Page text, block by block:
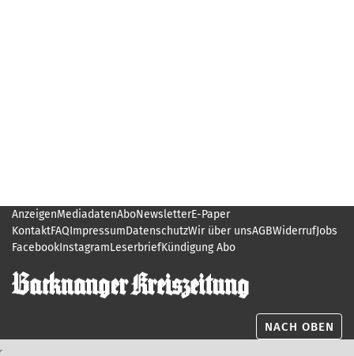
AnzeigenMediadatenAboNewsletterE-Paper
KontaktFAQImpressumDatenschutzWir über unsAGBWiderrufJobs
FacebookInstagramLeserbriefKündigung Abo
NACH OBEN